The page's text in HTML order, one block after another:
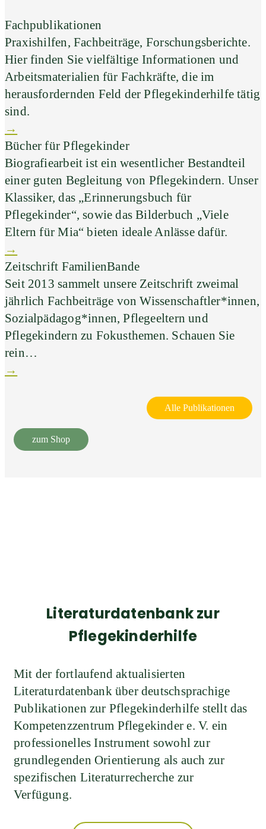
Fachpublikationen
Praxishilfen, Fachbeiträge, Forschungsberichte.
Hier finden Sie vielfältige Informationen und
Arbeitsmaterialien für Fachkräfte, die im
herausfordernden Feld der Pflegekinderhilfe tätig
sind.
→
Bücher für Pflegekinder
Biografiearbeit ist ein wesentlicher Bestandteil
einer guten Begleitung von Pflegekindern. Unser
Klassiker, das „Erinnerungsbuch für
Pflegekinder“, sowie das Bilderbuch „Viele
Eltern für Mia“ bieten ideale Anlässe dafür.
→
Zeitschrift FamilienBande
Seit 2013 sammelt unsere Zeitschrift zweimal
jährlich Fachbeiträge von Wissenschaftler*innen,
Sozialpädagog*innen, Pflegeeltern und
Pflegekindern zu Fokusthemen. Schauen Sie
rein…
→
Alle Publikationen
zum Shop
Literaturdatenbank zur
Pflegekinderhilfe
Mit der fortlaufend aktualisierten
Literaturdatenbank über deutschsprachige
Publikationen zur Pflegekinderhilfe stellt das
Kompetenzzentrum Pflegekinder e. V. ein
professionelles Instrument sowohl zur
grundlegenden Orientierung als auch zur
spezifischen Literaturrecherche zur
Verfügung.